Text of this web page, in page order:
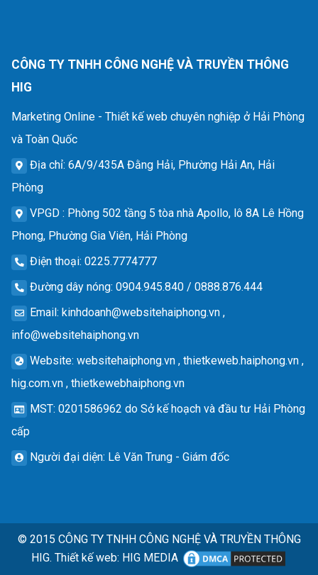
CÔNG TY TNHH CÔNG NGHỆ VÀ TRUYỀN THÔNG
HIG
Marketing Online - Thiết kế web chuyên nghiệp ở Hải Phòng
và Toàn Quốc
Địa chỉ: 6A/9/435A Đằng Hải, Phường Hải An, Hải
Phòng
VPGD : Phòng 502 tầng 5 tòa nhà Apollo, lô 8A Lê Hồng
Phong, Phường Gia Viên, Hải Phòng
Điện thoại: 0225.7774777
Đường dây nóng: 0904.945.840 / 0888.876.444
Email: kinhdoanh@websitehaiphong.vn ,
info@websitehaiphong.vn
Website: websitehaiphong.vn , thietkeweb.haiphong.vn ,
hig.com.vn , thietkewebhaiphong.vn
MST: 0201586962 do Sở kế hoạch và đầu tư Hải Phòng
cấp
Người đại diện: Lê Văn Trung - Giám đốc
© 2015 CÔNG TY TNHH CÔNG NGHỆ VÀ TRUYỀN THÔNG
HIG. Thiết kế web: HIG MEDIA